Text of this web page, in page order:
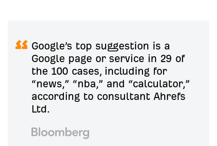
Google’s top suggestion is a
Google page or service in 29 of
the 100 cases, including for
“news,” “nba,” and “calculator,”
according to consultant Ahrefs
Ltd.